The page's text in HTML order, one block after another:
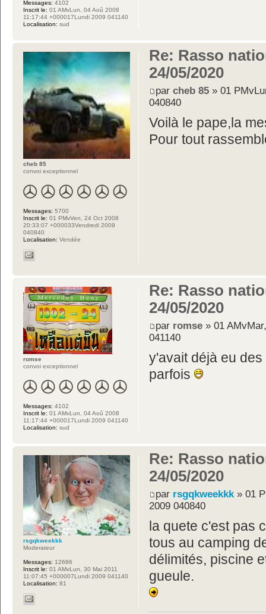
Messages: 4102
Inscrit le: 01 AMvLun, 04 Aoû 2008
11:17:44 +000017Lundi 2009 041140
Localisation: sud
Re: Rasso
24/05/2020
parcheb 85 » 01
040840
Voilà le pape,la
Pour tout
cheb 85
convoi exceptionnel
Messages: 5700
Inscrit le: 01 PMvVen, 24 Oct 2008
20:33:07 +000033Vendredi 2009
040840
Localisation: Vendée
Re: Rasso
24/05/2020
par romse » 01
041140
y'avait déjà eu
parfois
romse
convoi exceptionnel
Messages: 4102
Inscrit le: 01 AMvLun, 04 Aoû 2008
11:17:44 +000017Lundi 2009 041140
Localisation: sud
Re: Rasso
24/05/2020
par rsgqkweekkk » 01
2009 040840
la quete c'est pas
tous au camping
délimités, piscine
gueule.
rsgqkweekkk
Moderateur
Messages: 12686
Inscrit le: 01 AMvLun, 30 Mai 2011
11:07:45 +000007Lundi 2009 041140
Localisation: 81